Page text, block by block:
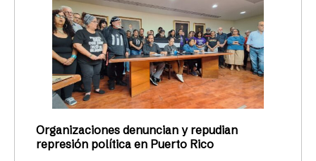
Organizaciones denuncian y repudian
represión política en Puerto Rico